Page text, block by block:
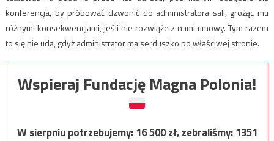
konferencja, by próbować dzwonić do administratora sali, grożąc mu
różnymi konsekwencjami, jeśli nie rozwiąże z nami umowy. Tym razem
to się nie uda, gdyż administrator ma serduszko po właściwej stronie.
Wspieraj Fundację Magna Polonia!
W sierpniu potrzebujemy:16 500zł, zebraliśmy:1351